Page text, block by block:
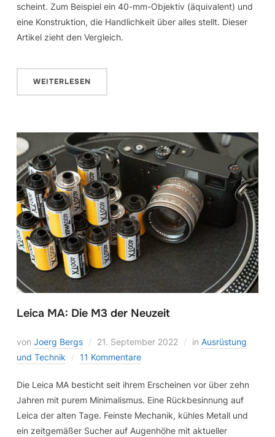
scheint. Zum Beispiel ein 40-mm-Objektiv (äquivalent) und
eine Konstruktion, die Handlichkeit über alles stellt. Dieser
Artikel zieht den Vergleich.
WEITERLESEN
Leica MA: Die M3 der Neuzeit
von Joerg Bergs 21. September 2022 in Ausrüstung
und Technik
11 Kommentare
Die Leica MA besticht seit ihrem Erscheinen vor über zehn
Jahren mit purem Minimalismus. Eine Rückbesinnung auf
Leica der alten Tage. Feinste Mechanik, kühles Metall und
ein zeitgemäßer Sucher auf Augenhöhe mit aktueller